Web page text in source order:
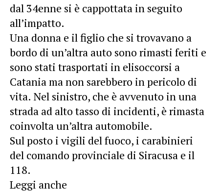
dal 34enne si è cappottata in seguito
all’impatto.
Una donna e il figlio che si trovavano a
bordo di un’altra auto sono rimasti feriti e
sono stati trasportati in elisoccorsi a
Catania ma non sarebbero in pericolo di
vita. Nel sinistro, che è avvenuto in una
strada ad alto tasso di incidenti, è rimasta
coinvolta un’altra automobile.
Sul posto i vigili del fuoco, i carabinieri
del comando provinciale di Siracusa e il
118.
Leggi anche